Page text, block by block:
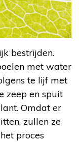
bestrijden.
met water
te lijf met
zeep en spuit
Omdat er
zullen ze
proces